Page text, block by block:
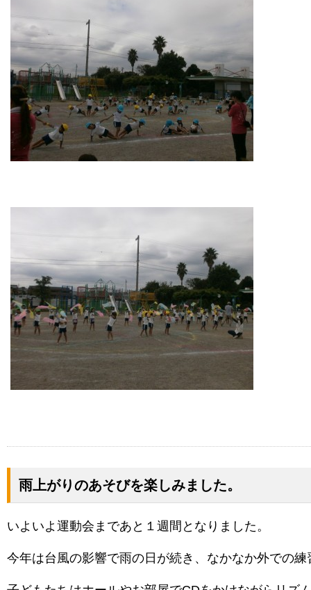
雨上がりのあそびを楽しみました。
いよいよ運動会まであと１週間となりました。
今年は台風の影響で雨の日が続き、なかなか外での